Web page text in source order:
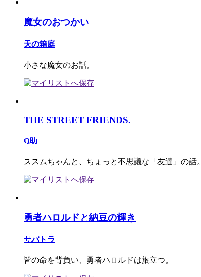
魔女のおつかい
天の箱庭
小さな魔女のお話。
THE STREET FRIENDS.
Q助
ススムちゃんと、ちょっと不思議な「友達」の話。
勇者ハロルドと納豆の輝き
サバトラ
皆の命を背負い、勇者ハロルドは旅立つ。